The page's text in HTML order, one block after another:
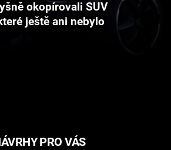
okopírovali SUV
ještě ani nebylo
PRO VÁS